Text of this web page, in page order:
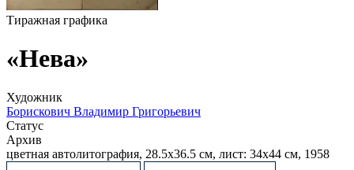
Тиражная графика
«Нева»
Художник
Борискович Владимир Григорьевич
Статус
Архив
цветная автолитография, 28.5х36.5 см, лист: 34х44 см, 1958